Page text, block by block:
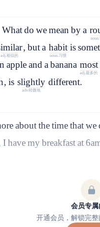
Whatdo wemean bya
adj.相似的
, buta habit
noun.习惯
is
appleandabanana most
adj.最多的
, is slightly
adv.轻微地
different.
aboutthetimethatwe
I have my breakfast at
会员专
开通会员，解锁完